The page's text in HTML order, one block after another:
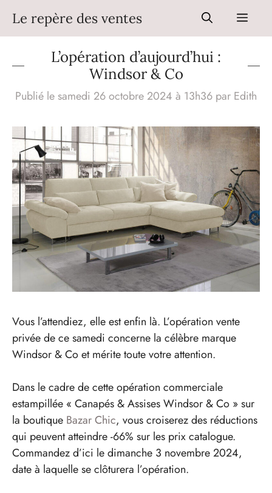
contenu
Le repère des ventes Menu
L’opération d’aujourd’hui :
Windsor & Co
Publié le samedi 26 octobre 2024 à 13h36 par Edith
Vous l’attendiez, elle est enfin là. L’opération vente
privée de ce samedi concerne la célèbre marque
Windsor & Co et mérite toute votre attention.
Dans le cadre de cette opération commerciale
estampillée « Canapés & Assises Windsor & Co » sur
la boutique Bazar Chic, vous croiserez des réductions
qui peuvent atteindre -66% sur les prix catalogue.
Commandez d’ici le dimanche 3 novembre 2024,
date à laquelle se clôturera l’opération.